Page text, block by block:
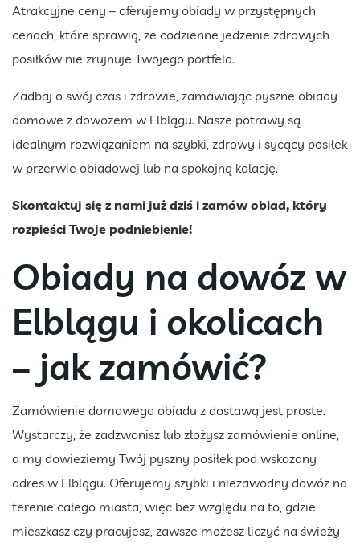
Atrakcyjne ceny – oferujemy obiady w przystępnych
cenach, które sprawią, że codzienne jedzenie zdrowych
posiłków nie zrujnuje Twojego portfela.
Zadbaj o swój czas i zdrowie, zamawiając pyszne obiady
domowe z dowozem w Elblągu. Nasze potrawy są
idealnym rozwiązaniem na szybki, zdrowy i sycący posiłek
w przerwie obiadowej lub na spokojną kolację.
Skontaktuj się z nami już dziś i zamów obiad, który
rozpieści Twoje podniebienie!
Obiady na dowóz w
Elblągu i okolicach
– jak zamówić?
Zamówienie domowego obiadu z dostawą jest proste.
Wystarczy, że zadzwonisz lub złożysz zamówienie online,
a my dowieziemy Twój pyszny posiłek pod wskazany
adres w Elblągu. Oferujemy szybki i niezawodny dowóz na
terenie całego miasta, więc bez względu na to, gdzie
mieszkasz czy pracujesz, zawsze możesz liczyć na świeży